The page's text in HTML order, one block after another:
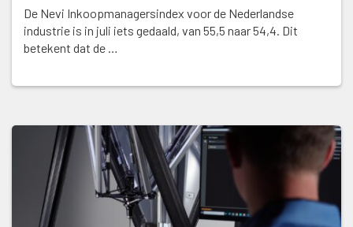
De Nevi Inkoopmanagersindex voor de Nederlandse
industrie is in juli iets gedaald, van 55,5 naar 54,4. Dit
betekent dat de …